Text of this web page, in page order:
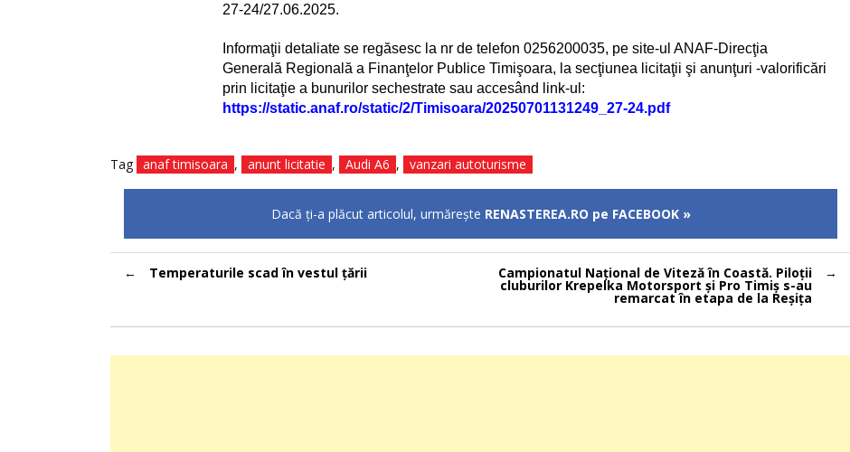
27-24/27.06.2025.
Informaţii detaliate se regăsesc la nr de telefon 0256200035, pe site-ul ANAF-Direcţia
Generală Regională a Finanţelor Publice Timişoara, la secţiunea licitaţii şi anunţuri -valorificări
prin licitaţie a bunurilor sechestrate sau accesând link-ul:
https://static.anaf.ro/static/2/Timisoara/20250701131249_27-24.pdf
Tag anaf timisoara , anunt licitatie , Audi A6 , vanzari autoturisme
Dacă ţi-a plăcut articolul, urmăreşte RENASTEREA.RO pe FACEBOOK »
Navigare
în Temperaturile scad în vestul țării Campionatul Național de Viteză în Coastă. Piloții
cluburilor Krepelka Motorsport și Pro Timiș s-au
remarcat în etapa de la Reșița